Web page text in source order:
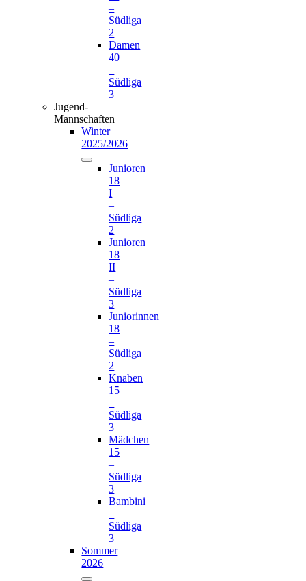
–
Südliga
2
Damen
40
–
Südliga
3
Jugend-
Mannschaften
Winter
2025/2026
Junioren
18
I
–
Südliga
2
Junioren
18
II
–
Südliga
3
Juniorinnen
18
–
Südliga
2
Knaben
15
–
Südliga
3
Mädchen
15
–
Südliga
3
Bambini
–
Südliga
3
Sommer
2026